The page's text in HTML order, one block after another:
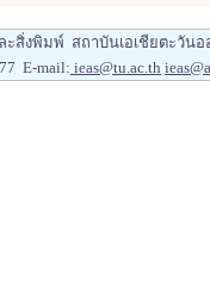
ละสิ่งพิมพ์ สถาบันเอเชียตะวั
E-mail: ieas@tu.ac.th